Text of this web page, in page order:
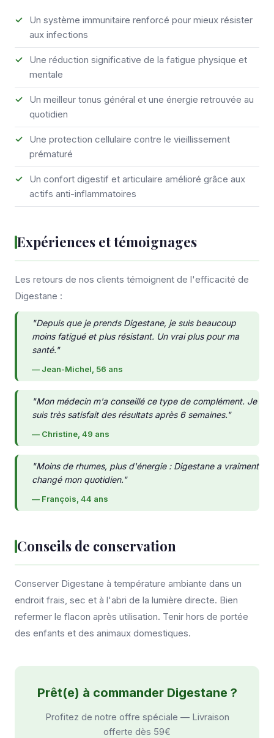
Un système immunitaire renforcé pour mieux résister
aux infections
Une réduction significative de la fatigue physique et
mentale
Un meilleur tonus général et une énergie retrouvée au
quotidien
Une protection cellulaire contre le vieillissement
prématuré
Un confort digestif et articulaire amélioré grâce aux
actifs anti-inflammatoires
Expériences et témoignages
Les retours de nos clients témoignent de l'efficacité de
Digestane :
"Depuis que je prends Digestane, je suis beaucoup
moins fatigué et plus résistant. Un vrai plus pour ma
santé."
— Jean-Michel, 56 ans
"Mon médecin m'a conseillé ce type de complément. Je
suis très satisfait des résultats après 6 semaines."
— Christine, 49 ans
"Moins de rhumes, plus d'énergie : Digestane a vraiment
changé mon quotidien."
— François, 44 ans
Conseils de conservation
Conserver Digestane à température ambiante dans un
endroit frais, sec et à l'abri de la lumière directe. Bien
refermer le flacon après utilisation. Tenir hors de portée
des enfants et des animaux domestiques.
Prêt(e) à commander Digestane ?
Profitez de notre offre spéciale — Livraison
offerte dès 59€